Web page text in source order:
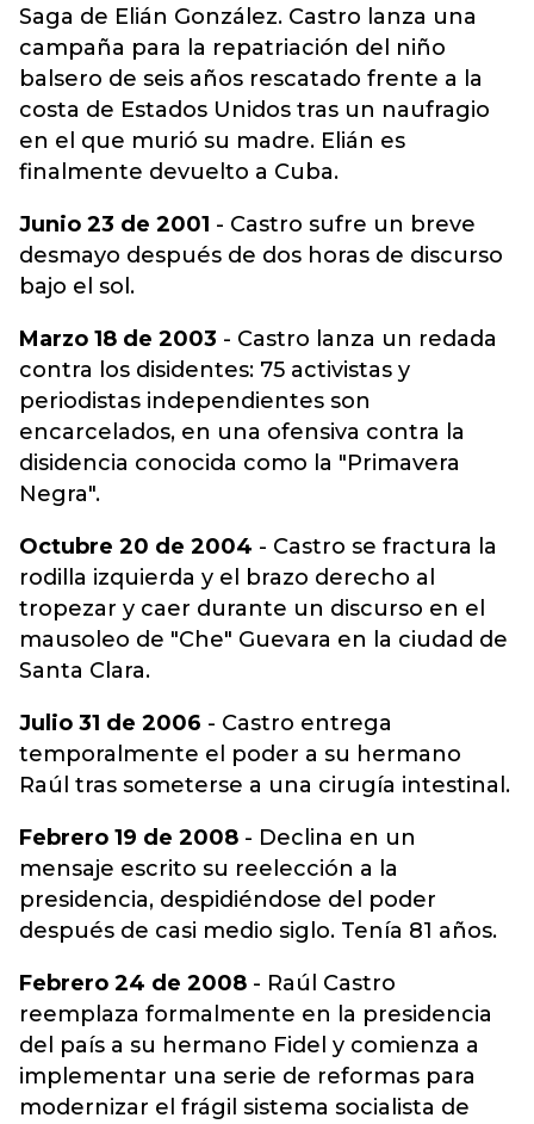
Saga de Elián González. Castro lanza una
campaña para la repatriación del niño
balsero de seis años rescatado frente a la
costa de Estados Unidos tras un naufragio
en el que murió su madre. Elián es
finalmente devuelto a Cuba.
Junio 23 de 2001 - Castro sufre un breve
desmayo después de dos horas de discurso
bajo el sol.
Marzo 18 de 2003 - Castro lanza un redada
contra los disidentes: 75 activistas y
periodistas independientes son
encarcelados, en una ofensiva contra la
disidencia conocida como la "Primavera
Negra".
Octubre 20 de 2004 - Castro se fractura la
rodilla izquierda y el brazo derecho al
tropezar y caer durante un discurso en el
mausoleo de "Che" Guevara en la ciudad de
Santa Clara.
Julio 31 de 2006 - Castro entrega
temporalmente el poder a su hermano
Raúl tras someterse a una cirugía intestinal.
Febrero 19 de 2008 - Declina en un
mensaje escrito su reelección a la
presidencia, despidiéndose del poder
después de casi medio siglo. Tenía 81 años.
Febrero 24 de 2008 - Raúl Castro
reemplaza formalmente en la presidencia
del país a su hermano Fidel y comienza a
implementar una serie de reformas para
modernizar el frágil sistema socialista de